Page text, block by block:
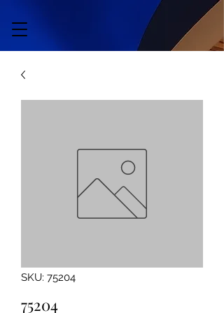
SKU: 75204
75204